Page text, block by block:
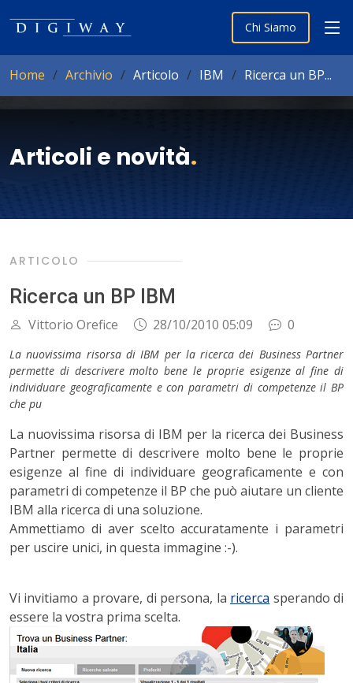
Chi Siamo
Home Archivio Articolo IBM Ricerca un BP...
Articoli e novità.
ARTICOLO
Ricerca un BP IBM
Vittorio Orefice 28/10/2010 05:09 0
La nuovissima risorsa di IBM per la ricerca dei Business Partner
permette di descrivere molto bene le proprie esigenze al fine di
individuare geograficamente e con parametri di competenze il BP
che pu
La nuovissima risorsa di IBM per la ricerca dei Business
Partner permette di descrivere molto bene le proprie
esigenze al fine di individuare geograficamente e con
parametri di competenze il BP che può aiutare un cliente
IBM alla ricerca di una soluzione.
Ammettiamo di aver scelto accuratamente i parametri
per uscire unici, in questa immagine :-).
Vi invitiamo a provare, di persona, la ricerca sperando di
essere la vostra prima scelta.